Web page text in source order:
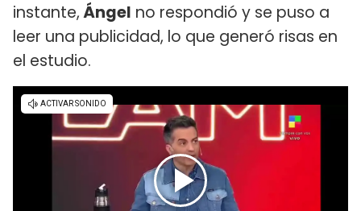
instante,Ángel no respondió y se puso a
leer una publicidad, lo que generó risas en
el estudio.